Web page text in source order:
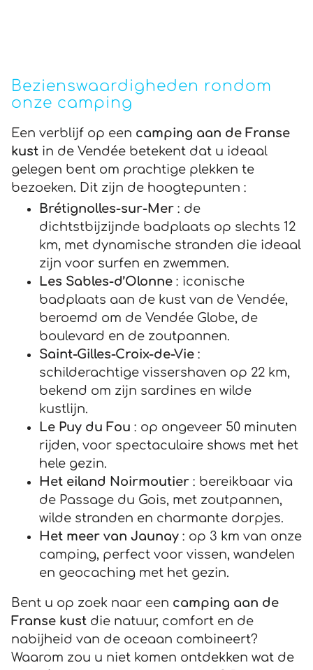
Bezienswaardigheden rondom
onze camping
Een verblijf op een camping aan de Franse
kust in de Vendée betekent dat u ideaal
gelegen bent om prachtige plekken te
bezoeken. Dit zijn de hoogtepunten :
Brétignolles-sur-Mer : de
dichtstbijzijnde badplaats op slechts 12
km, met dynamische stranden die ideaal
zijn voor surfen en zwemmen.
Les Sables-d’Olonne : iconische
badplaats aan de kust van de Vendée,
beroemd om de Vendée Globe, de
boulevard en de zoutpannen.
Saint-Gilles-Croix-de-Vie :
schilderachtige vissershaven op 22 km,
bekend om zijn sardines en wilde
kustlijn.
Le Puy du Fou : op ongeveer 50 minuten
rijden, voor spectaculaire shows met het
hele gezin.
Het eiland Noirmoutier : bereikbaar via
de Passage du Gois, met zoutpannen,
wilde stranden en charmante dorpjes.
Het meer van Jaunay : op 3 km van onze
camping, perfect voor vissen, wandelen
en geocaching met het gezin.
Bent u op zoek naar een camping aan de
Franse kust die natuur, comfort en de
nabijheid van de oceaan combineert?
Waarom zou u niet komen ontdekken wat de